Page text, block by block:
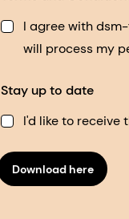
I agree with
will process my
Stay up to date
I'd like to receive
Download here